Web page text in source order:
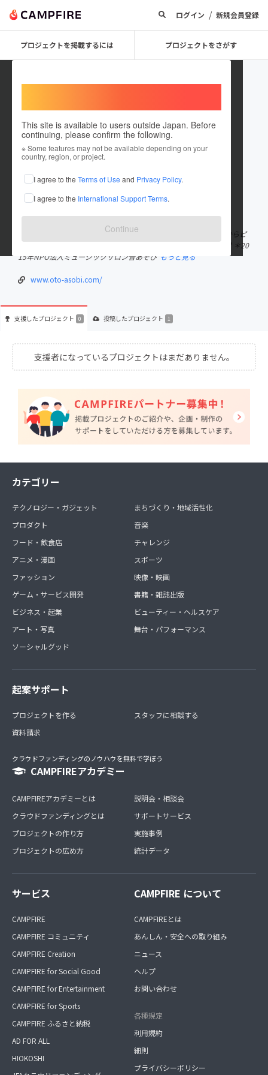
ログイン / 新規会員登録
プロジェクトを掲載するには プロジェクトをさがす
This site is available to users outside Japan. Before
continuing, please confirm the following.
※ Some features may not be available depending on your
country, region, or project.
I agree to the Terms of Use and Privacy Policy.
I agree to the International Support Terms.
Continue
musicsalon otoasobi
これまでに1件のプロジェクトを投稿しています
在住国：日本 現在地：三重県
出身国：日本 出身地：大阪府
＊大阪生まれ ＊大阪音楽大学器楽卒業 ＊三重県松阪市で2002年からピ
アノ教室を開室。リトミック、ピアノ教室の講師として教室を運営 ＊20
15年NPO法人ミュージックサロン音あそび もっと見る
www.oto-asobi.com/
支援したプロジェクト 0 投稿したプロジェクト 1
支援者になっているプロジェクトはまだありません。
カテゴリー
テクノロジー・ガジェット
プロダクト
フード・飲食店
アニメ・漫画
ファッション
ゲーム・サービス開発
ビジネス・起業
アート・写真
ソーシャルグッド
まちづくり・地域活性化
音楽
チャレンジ
スポーツ
映像・映画
書籍・雑誌出版
ビューティー・ヘルスケア
舞台・パフォーマンス
起案サポート
プロジェクトを作る
資料請求
スタッフに相談する
クラウドファンディングのノウハウを無料で学ぼう
CAMPFIREアカデミー
CAMPFIREアカデミーとは
クラウドファンディングとは
プロジェクトの作り方
プロジェクトの広め方
説明会・相談会
サポートサービス
実施事例
統計データ
サービス
CAMPFIRE
CAMPFIRE コミュニティ
CAMPFIRE Creation
CAMPFIRE for Social Good
CAMPFIRE for Entertainment
CAMPFIRE for Sports
CAMPFIRE ふるさと納税
AD FOR ALL
HIOKOSHI
CAMPFIRE について
CAMPFIREとは
あんしん・安全への取り組み
ニュース
ヘルプ
お問い合わせ
各種規定
利用規約
細則
プライバシーポリシー